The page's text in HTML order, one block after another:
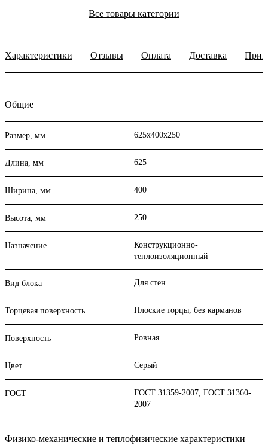
Все товары категории
Характеристики Отзывы Оплата Доставка
Общие
Размер, мм 625х400х250
Длина, мм 625
Ширина, мм 400
Высота, мм 250
Назначение
Конструкционно-
теплоизоляционный
Вид блока Для стен
Торцевая поверхность Плоские торцы, без карманов
Поверхность Ровная
Цвет Серый
ГОСТ
ГОСТ 31359-2007, ГОСТ 31360-
2007
Физико-механические и теплофизические характеристики